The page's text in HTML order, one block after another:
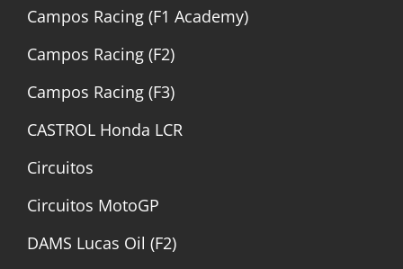
Campos Racing (F1 Academy)
Campos Racing (F2)
Campos Racing (F3)
CASTROL Honda LCR
Circuitos
Circuitos MotoGP
DAMS Lucas Oil (F2)